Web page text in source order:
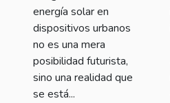
energía solar en
dispositivos urbanos
no es una mera
posibilidad futurista,
sino una realidad que
se está...